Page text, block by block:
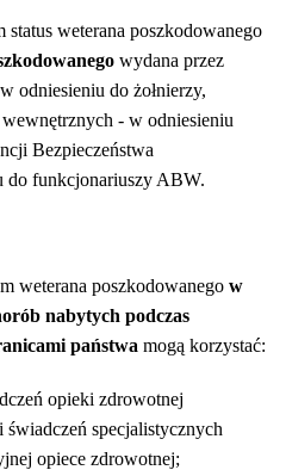
weterana poszkodowanego
wydana przez
odniesieniu do żołnierzy,
- w odniesieniu
Bezpieczeństwa
do funkcjonariuszy ABW.
weterana poszkodowanego w
nabytych podczas
państwa mogą korzystać:
opieki zdrowotnej
specjalistycznych
opiece zdrowotnej;